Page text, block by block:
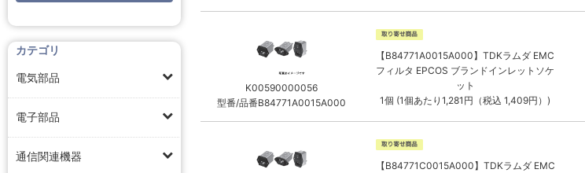
カテゴリ
電気部品
電子部品
通信関連機器
K00590000056
型番/品番B84771A0015A000
【B84771A0015A000】TDKラムダ EMC
フィルタ EPCOS ブランドインレットソケ
ット
1個 (1個あたり1,281円（税込 1,409円）)
【B84771C0015A000】TDKラムダ EMC